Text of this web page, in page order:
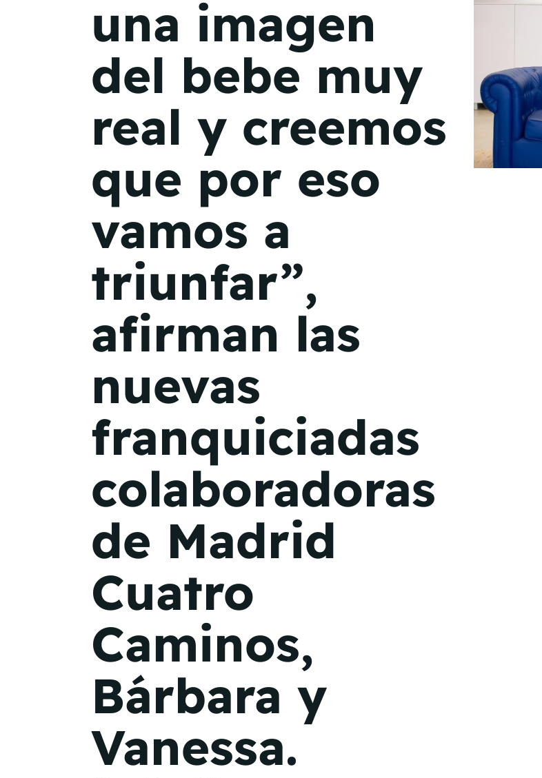
Castilla-La Mancha
2026 -
22 de octubre
Barcelona 2026 2 -
05 de noviembre
una imagen
del bebe muy
real y creemos
que por eso
vamos a
triunfar”,
afirman las
nuevas
franquiciadas
colaboradoras
de Madrid
Cuatro
Caminos,
Bárbara y
Vanessa.